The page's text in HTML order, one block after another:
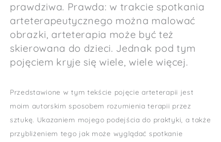
prawdziwa. Prawda: w trakcie spotkania
arteterapeutycznego można malować
obrazki, arteterapia może być też
skierowana do dzieci. Jednak pod tym
pojęciem kryje się wiele, wiele więcej.
Przedstawione w tym tekście pojęcie arteterapii jest
moim autorskim sposobem rozumienia terapii przez
sztukę. Ukazaniem mojego podejścia do praktyki, a także
przybliżeniem tego jak może wyglądać spotkanie